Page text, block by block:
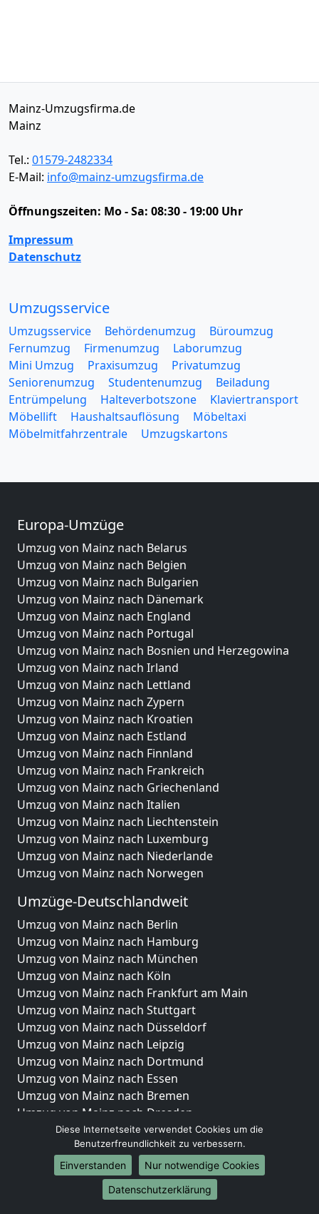
Mainz-Umzugsfirma.de
Mainz
Tel.: 01579-2482334
E-Mail: info@mainz-umzugsfirma.de
Öffnungszeiten: Mo - Sa: 08:30 - 19:00 Uhr
Impressum
Datenschutz
Umzugsservice
Umzugsservice Behördenumzug
Büroumzug
Fernumzug
Firmenumzug
Laborumzug
Mini Umzug
Praxisumzug
Privatumzug
Seniorenumzug
Studentenumzug
Beiladung
Entrümpelung
Halteverbotszone
Klaviertransport
Möbellift
Haushaltsauflösung
Möbeltaxi
Möbelmitfahrzentrale
Umzugskartons
Europa-Umzüge
Umzug von Mainz nach Belarus
Umzug von Mainz nach Belgien
Umzug von Mainz nach Bulgarien
Umzug von Mainz nach Dänemark
Umzug von Mainz nach England
Umzug von Mainz nach Portugal
Umzug von Mainz nach Bosnien und Herzegowina
Umzug von Mainz nach Irland
Umzug von Mainz nach Lettland
Umzug von Mainz nach Zypern
Umzug von Mainz nach Kroatien
Umzug von Mainz nach Estland
Umzug von Mainz nach Finnland
Umzug von Mainz nach Frankreich
Umzug von Mainz nach Griechenland
Umzug von Mainz nach Italien
Umzug von Mainz nach Liechtenstein
Umzug von Mainz nach Luxemburg
Umzug von Mainz nach Niederlande
Umzug von Mainz nach Norwegen
Umzüge-Deutschlandweit
Umzug von Mainz nach Berlin
Umzug von Mainz nach Hamburg
Umzug von Mainz nach München
Umzug von Mainz nach Köln
Umzug von Mainz nach Frankfurt am Main
Umzug von Mainz nach Stuttgart
Umzug von Mainz nach Düsseldorf
Umzug von Mainz nach Leipzig
Umzug von Mainz nach Dortmund
Umzug von Mainz nach Essen
Umzug von Mainz nach Bremen
Umzug von Mainz nach Dresden
Umzug von Mainz nach Hannover
Umzug von Mainz nach Nürnberg
Umzug von Mainz nach Duisburg
Umzug von Mainz nach Bochum
Umzug von Mainz nach Wuppertal
Diese Internetseite verwendet Cookies um die
Benutzerfreundlichkeit zu verbessern.
Einverstanden
Nur notwendige Cookies
Datenschutzerklärung